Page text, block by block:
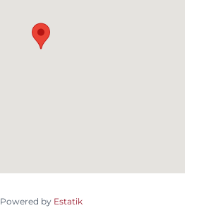
Powered by Estatik